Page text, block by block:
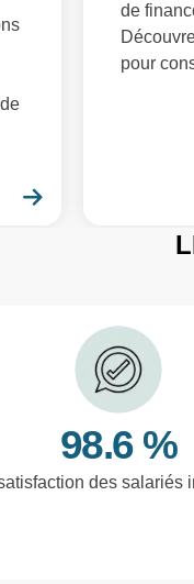
de
pour
98.6 %
des salariés